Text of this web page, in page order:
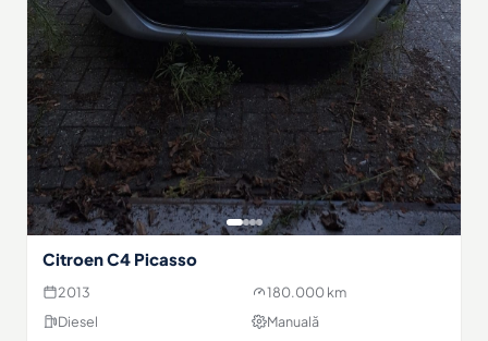
Citroen C4 Picasso
2013
180.000 km
Diesel
Manuală